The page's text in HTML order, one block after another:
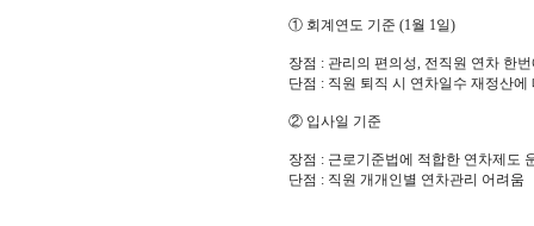
① 회계연도 기준 (1월 1일)
장점 : 관리의 편의성, 전직원 연차 한
단점 : 직원 퇴직 시 연차일수 재정산에
② 입사일 기준
장점 : 근로기준법에 적합한 연차제도
단점 : 직원 개개인별 연차관리 어려움